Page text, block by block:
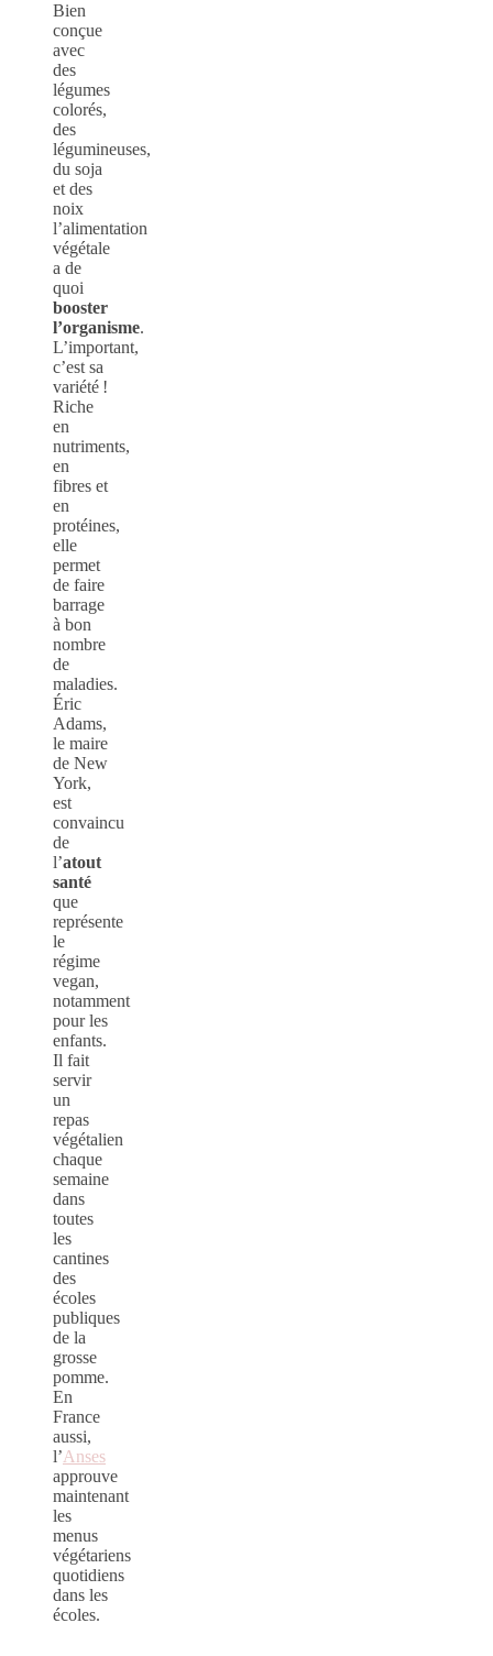
Bien
conçue
avec
des
légumes
colorés,
des
légumineuses,
du soja
et des
noix
l’alimentation
végétale
a de
quoi
booster
l’organisme.
L’important,
c’est sa
variété !
Riche
en
nutriments,
en
fibres et
en
protéines,
elle
permet
de faire
barrage
à bon
nombre
de
maladies.
Éric
Adams,
le maire
de New
York,
est
convaincu
de
l’atout
santé
que
représente
le
régime
vegan,
notamment
pour les
enfants.
Il fait
servir
un
repas
végétalien
chaque
semaine
dans
toutes
les
cantines
des
écoles
publiques
de la
grosse
pomme.
En
France
aussi,
l’Anses
approuve
maintenant
les
menus
végétariens
quotidiens
dans les
écoles.